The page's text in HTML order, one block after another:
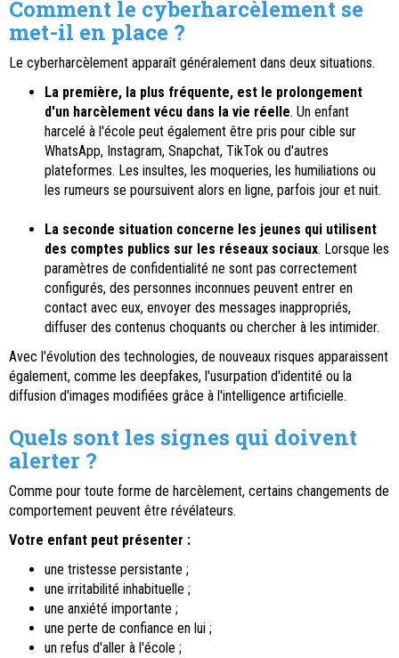
Comment le cyberharcèlement se
met-il en place ?
Le cyberharcèlement apparaît généralement dans deux situations.
La première, la plus fréquente, est le prolongement
d'un harcèlement vécu dans la vie réelle. Un enfant
harcelé à l'école peut également être pris pour cible sur
WhatsApp, Instagram, Snapchat, TikTok ou d'autres
plateformes. Les insultes, les moqueries, les humiliations ou
les rumeurs se poursuivent alors en ligne, parfois jour et nuit.
La seconde situation concerne les jeunes qui utilisent
des comptes publics sur les réseaux sociaux. Lorsque les
paramètres de confidentialité ne sont pas correctement
configurés, des personnes inconnues peuvent entrer en
contact avec eux, envoyer des messages inappropriés,
diffuser des contenus choquants ou chercher à les intimider.
Avec l'évolution des technologies, de nouveaux risques apparaissent
également, comme les deepfakes, l'usurpation d'identité ou la
diffusion d'images modifiées grâce à l'intelligence artificielle.
Quels sont les signes qui doivent
alerter ?
Comme pour toute forme de harcèlement, certains changements de
comportement peuvent être révélateurs.
Votre enfant peut présenter :
une tristesse persistante ;
une irritabilité inhabituelle ;
une anxiété importante ;
une perte de confiance en lui ;
un refus d'aller à l'école ;